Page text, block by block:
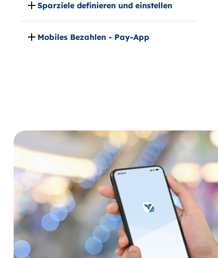
Sparziele definieren und einstellen
Mobiles Bezahlen - Pay-App